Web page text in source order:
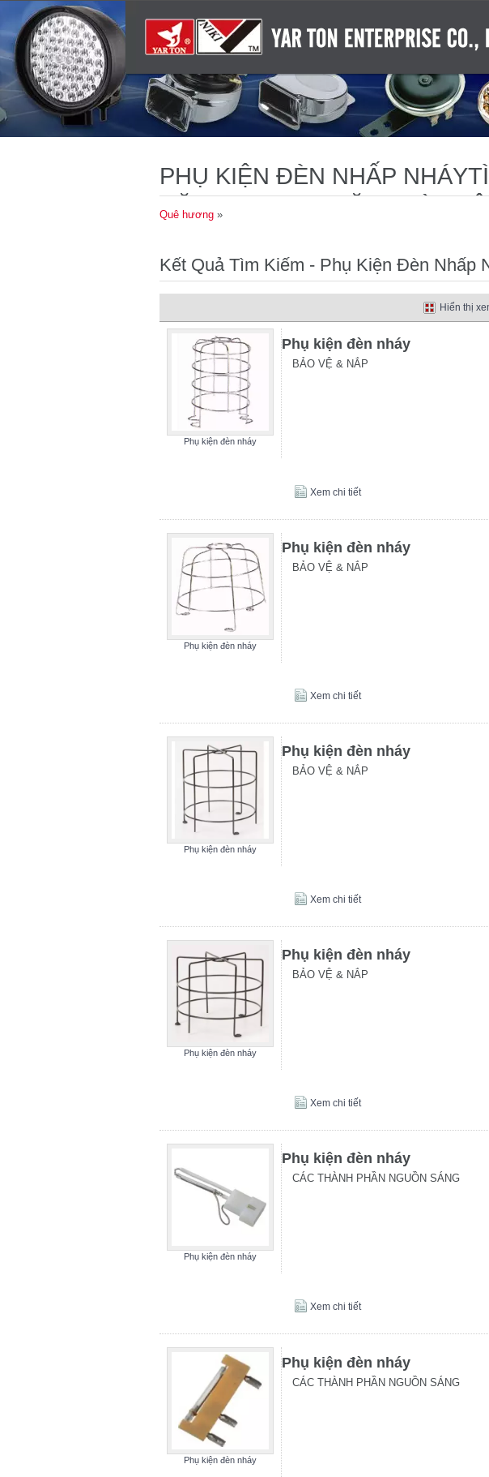
PHỤ KIỆN ĐÈN NHẤP
NĂNG LƯỢNG MẶT TRỜI
Quê hương »
Kết Quả Tìm Kiếm - Phụ Kiện Đèn Nhấp
Hiển thị
Phụ kiện đèn nháy
Phụ kiện đèn nháy
BẢO VỆ & NẮP
Xem chi tiết
Phụ kiện đèn nháy
Phụ kiện đèn nháy
BẢO VỆ & NẮP
Xem chi tiết
Phụ kiện đèn nháy
Phụ kiện đèn nháy
BẢO VỆ & NẮP
Xem chi tiết
Phụ kiện đèn nháy
Phụ kiện đèn nháy
BẢO VỆ & NẮP
Xem chi tiết
Phụ kiện đèn nháy
Phụ kiện đèn nháy
CÁC THÀNH PHẦN NGUỒN SÁNG
Xem chi tiết
Phụ kiện đèn nháy
Phụ kiện đèn nháy
CÁC THÀNH PHẦN NGUỒN SÁNG